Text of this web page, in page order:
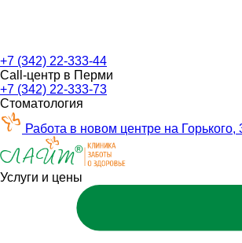
+7 (342) 22-333-44
Call-центр в Перми
+7 (342) 22-333-73
Стоматология
Работа в новом центре на Горького,
Услуги и цены